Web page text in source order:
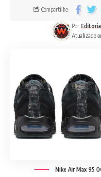
Atualizado
Por
Compartilhe
Nike Air Max95